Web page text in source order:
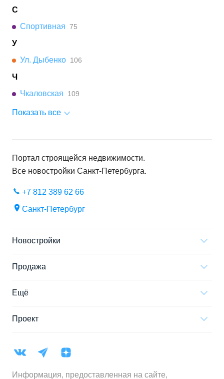
С
Спортивная 75
У
Ул. Дыбенко 106
Ч
Чкаловская
109
Показать все
Портал строящейся недвижимости.
Все новостройки Санкт-Петербурга.
+7 812 389 62 66
Санкт-Петербург
Новостройки
Продажа
Ещё
Проект
Информация, предоставленная на сайте,